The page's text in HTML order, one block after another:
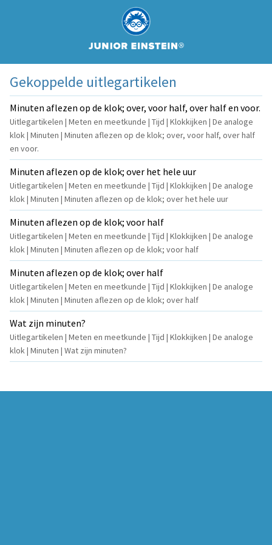
Gekoppelde uitlegartikelen
Minuten aflezen op de klok; over, voor half, over half en voor.
Uitlegartikelen | Meten en meetkunde | Tijd | Klokkijken | De analoge
klok | Minuten | Minuten aflezen op de klok; over, voor half, over half
en voor.
Minuten aflezen op de klok; over het hele uur
Uitlegartikelen | Meten en meetkunde | Tijd | Klokkijken | De analoge
klok | Minuten | Minuten aflezen op de klok; over het hele uur
Minuten aflezen op de klok; voor half
Uitlegartikelen | Meten en meetkunde | Tijd | Klokkijken | De analoge
klok | Minuten | Minuten aflezen op de klok; voor half
Minuten aflezen op de klok; over half
Uitlegartikelen | Meten en meetkunde | Tijd | Klokkijken | De analoge
klok | Minuten | Minuten aflezen op de klok; over half
Wat zijn minuten?
Uitlegartikelen | Meten en meetkunde | Tijd | Klokkijken | De analoge
klok | Minuten | Wat zijn minuten?